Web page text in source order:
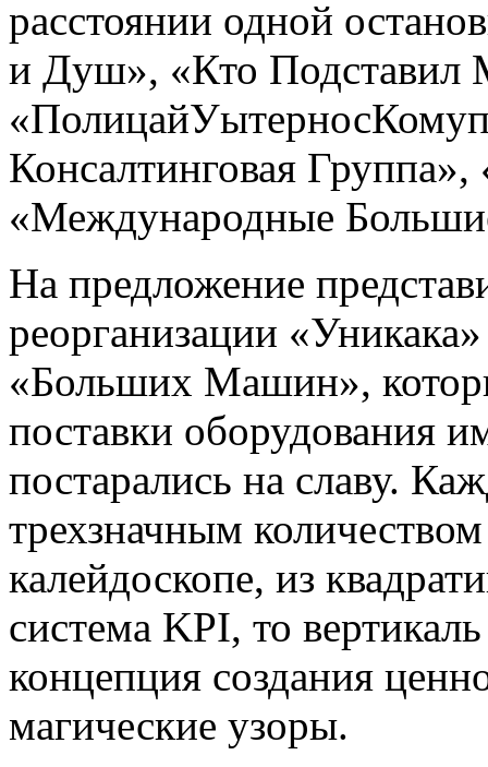
расстоянии одной
и Душ», «Кто Подставил
Консалтинговая
«Международные
На предложение
реорганизации
«Больших Машин»,
поставки оборудования
постарались на славу.
трехзначным
калейдоскопе, из
система KPI, то
концепция создания
магические узоры.